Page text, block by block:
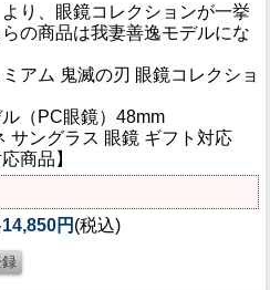
ア情報
MEDIA
セス
アイテム
ITEM
ログ
より、眼鏡コレクションが一挙
の商品は我妻善逸モデルにな
アム 鬼滅の刃 眼鏡コレクショ
（PC眼鏡）48mm
サングラス 眼鏡 ギフト対応
商品】
14,850円 (税込)